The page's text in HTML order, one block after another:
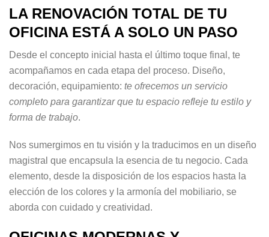
LA RENOVACIÓN TOTAL DE TU
OFICINA ESTÁ A SOLO UN PASO
Desde el concepto inicial hasta el último toque final, te
acompañamos en cada etapa del proceso. Diseño,
decoración, equipamiento: te ofrecemos un servicio
completo para garantizar que tu espacio refleje tu estilo y
forma de trabajo.
Nos sumergimos en tu visión y la traducimos en un diseño
magistral que encapsula la esencia de tu negocio. Cada
elemento, desde la disposición de los espacios hasta la
elección de los colores y la armonía del mobiliario, se
aborda con cuidado y creatividad.